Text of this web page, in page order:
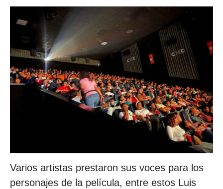
Varios artistas prestaron sus voces para los
personajes de la película, entre estos Luis